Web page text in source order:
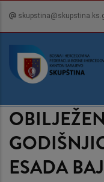
content
ESADA